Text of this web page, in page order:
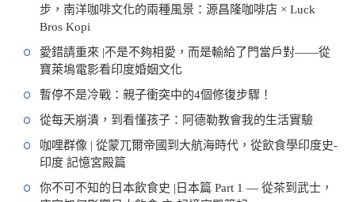
步，南洋咖啡文化的兩種風景：源昌隆咖啡店 × Luck
Bros Kopi
愛錯請重來 |不是不夠相愛，而是輸給了門當戶對——從
寶萊塢電影看印度婚姻文化
暫停不是冷戰：親子衝突中的4個修復步驟！
從每天崩潰，到看懂孩子：阿德勒教會我的生活實驗
咖哩群像 | 從蒙兀爾帝國到大航海時代，從飲食學印度史-
印度 記憶宮殿篇
你不可不知的日本飲食史 |日本篇 Part 1 — 從茶到武士，